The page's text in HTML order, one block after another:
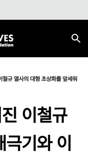
규 열사의 대형 초상화를 앞세워
이철규
기와 이